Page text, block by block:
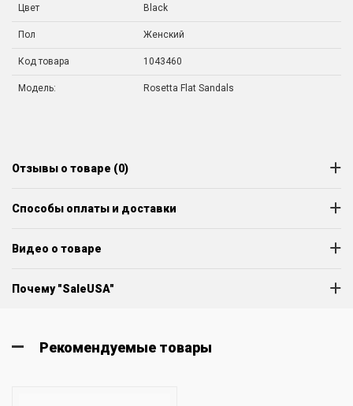
Цвет Black
Пол Женский
Код товара 1043460
Модель: Rosetta Flat Sandals
Отзывы о товаре (0)
Способы оплаты и доставки
Видео о товаре
Почему "SaleUSA"
Рекомендуемые товары